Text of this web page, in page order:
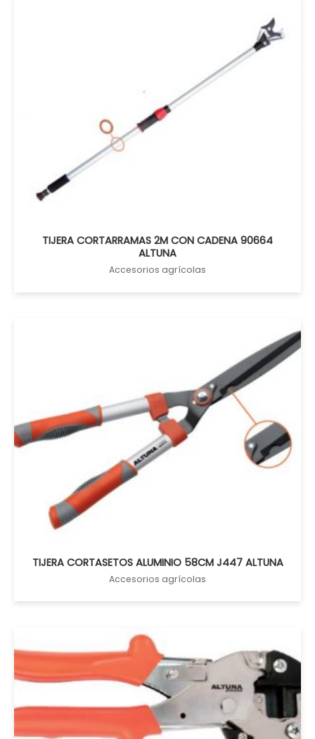
TIJERA CORTARRAMAS 2M CON CADENA 90664
ALTUNA
Accesorios agrícolas
TIJERA CORTASETOS ALUMINIO 58CM J447 ALTUNA
Accesorios agrícolas